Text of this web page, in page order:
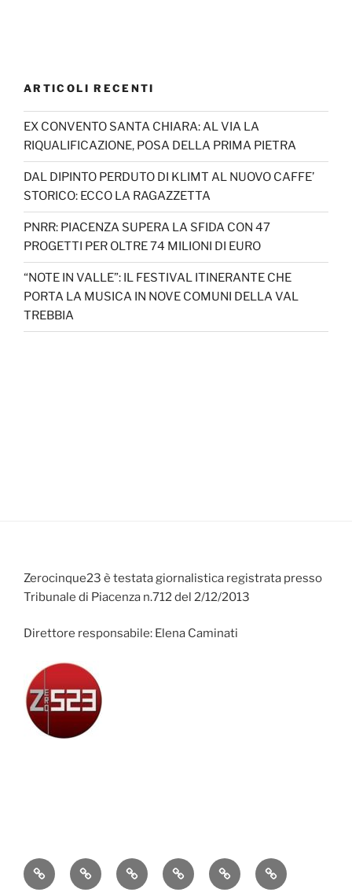
ARTICOLI RECENTI
EX CONVENTO SANTA CHIARA: AL VIA LA
RIQUALIFICAZIONE, POSA DELLA PRIMA PIETRA
DAL DIPINTO PERDUTO DI KLIMT AL NUOVO CAFFE’
STORICO: ECCO LA RAGAZZETTA
PNRR: PIACENZA SUPERA LA SFIDA CON 47
PROGETTI PER OLTRE 74 MILIONI DI EURO
“NOTE IN VALLE”: IL FESTIVAL ITINERANTE CHE
PORTA LA MUSICA IN NOVE COMUNI DELLA VAL
TREBBIA
Zerocinque23 è testata giornalistica registrata presso
Tribunale di Piacenza n.712 del 2/12/2013
Direttore responsabile: Elena Caminati
AttualitàCronacaPolitica EconomiaCultura Sport